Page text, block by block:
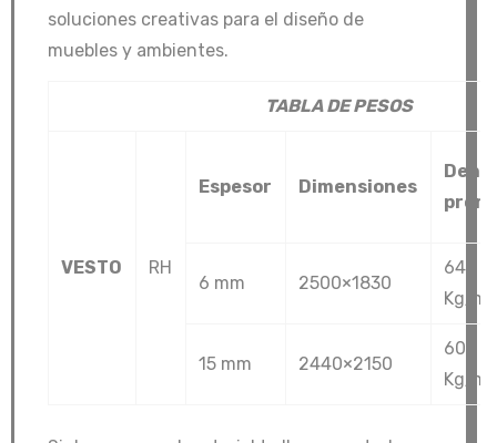
soluciones creativas para el diseño de
muebles y ambientes.
TABLA DE PESOS
VESTO RH
Espesor Dimensiones
6 mm 2500×1830
640
Kg/m3
15 mm 2440×2150
600
Kg/m3